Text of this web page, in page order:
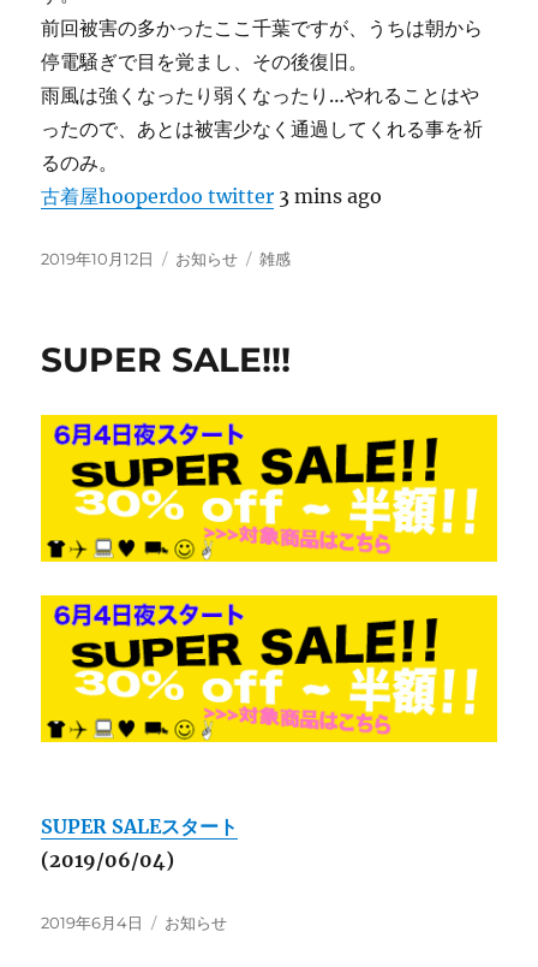
前回被害の多かったここ千葉ですが、うちは朝から
停電騒ぎで目を覚まし、その後復旧。
雨風は強くなったり弱くなったり…やれることはや
ったので、あとは被害少なく通過してくれる事を祈
るのみ。
古着屋hooperdoo twitter 3 mins ago
投
2019年10月12日
カ
ー
お知らせ
タ
雑感
SUPER SALE!!!
SUPER SALEスタート
(2019/06/04)
投
2019年6月4日
カ
お知らせ